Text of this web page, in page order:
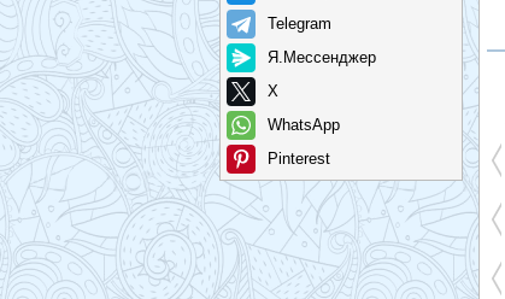
Telegram
Я.Мессенджер
X
WhatsApp
Pinterest